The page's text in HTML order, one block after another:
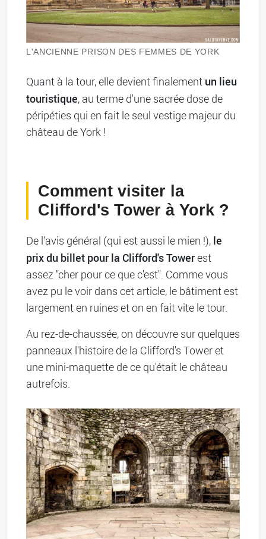
L'ANCIENNE PRISON DES FEMMES DE YORK
Quant à la tour, elle devient finalement un lieu
touristique, au terme d'une sacrée dose de
péripéties qui en fait le seul vestige majeur du
château de York !
Comment visiter la
Clifford's Tower à York ?
De l'avis général (qui est aussi le mien !), le
prix du billet pour la Clifford's Towerest
assez "cher pour ce que c'est". Comme vous
avez pu le voir dans cet article, le bâtiment est
largement en ruines et on en fait vite le tour.
Au rez-de-chaussée, on découvre sur quelques
panneaux l'histoire de la Clifford's Tower et
une mini-maquette de ce qu'était le château
autrefois.